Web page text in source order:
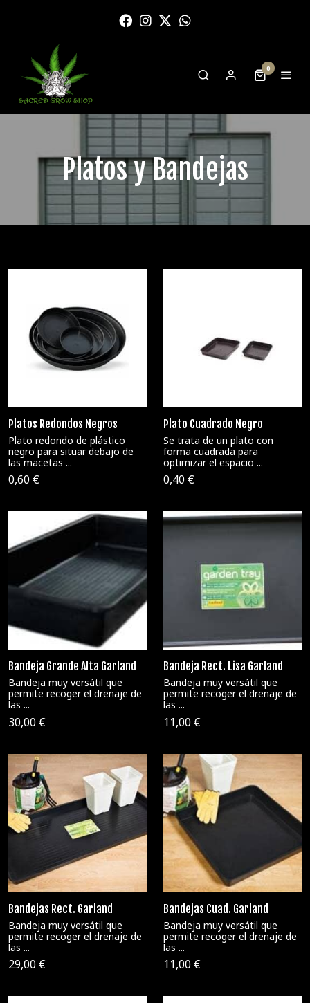
0
Platos y Bandejas
Platos Redondos Negros
Plato redondo de plástico
negro para situar debajo de
las macetas ...
0,60 €
Plato Cuadrado Negro
Se trata de un plato con
forma cuadrada para
optimizar el espacio ...
0,40 €
Bandeja Grande Alta Garland
Bandeja muy versátil que
permite recoger el drenaje de
las ...
30,00 €
Bandeja Rect. Lisa Garland
Bandeja muy versátil que
permite recoger el drenaje de
las ...
11,00 €
Bandejas Rect. Garland
Bandeja muy versátil que
permite recoger el drenaje de
las ...
29,00 €
Bandejas Cuad. Garland
Bandeja muy versátil que
permite recoger el drenaje de
las ...
11,00 €